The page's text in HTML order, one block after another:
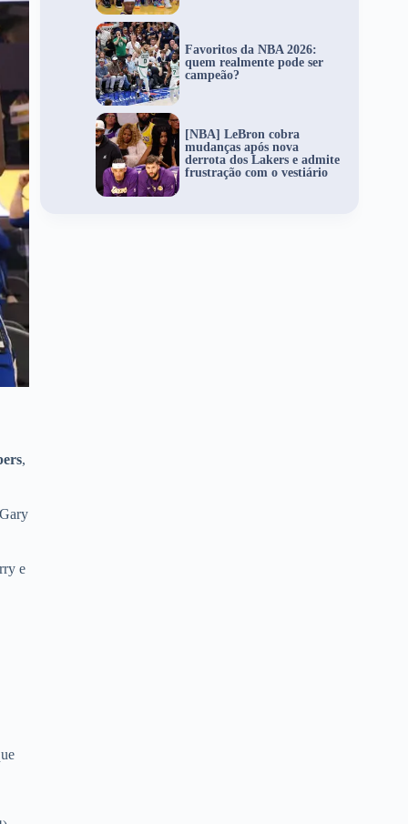
,
e
Favoritos da NBA 2026:
quem realmente pode ser
campeão?
[NBA] LeBron cobra
mudanças após nova
derrota dos Lakers e admite
frustração com o vestiário